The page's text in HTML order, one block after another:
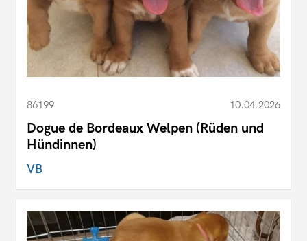
86199 10.04.2026
Dogue de Bordeaux Welpen (Rüden und
Hündinnen)
VB